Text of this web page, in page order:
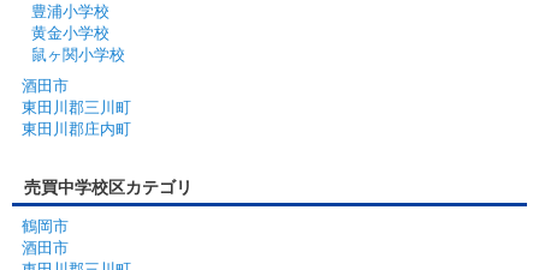
豊浦小学校
黄金小学校
鼠ヶ関小学校
酒田市
東田川郡三川町
東田川郡庄内町
売買中学校区カテゴリ
鶴岡市
酒田市